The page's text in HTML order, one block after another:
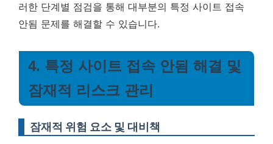
러한 단계별 점검을 통해 대부분의 특정 사이트 접속
안됨 문제를 해결할 수 있습니다.
4. 특정 사이트 접속 안됨 해결 및
잠재적 리스크 관리
잠재적 위험 요소 및 대비책